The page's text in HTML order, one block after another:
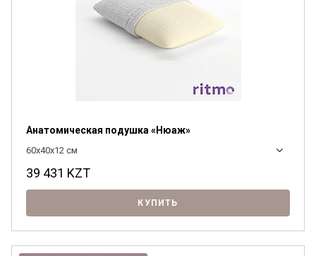
Анатомическая подушка «Нюаж»
60x40x12 см
39 431 KZT
КУПИТЬ